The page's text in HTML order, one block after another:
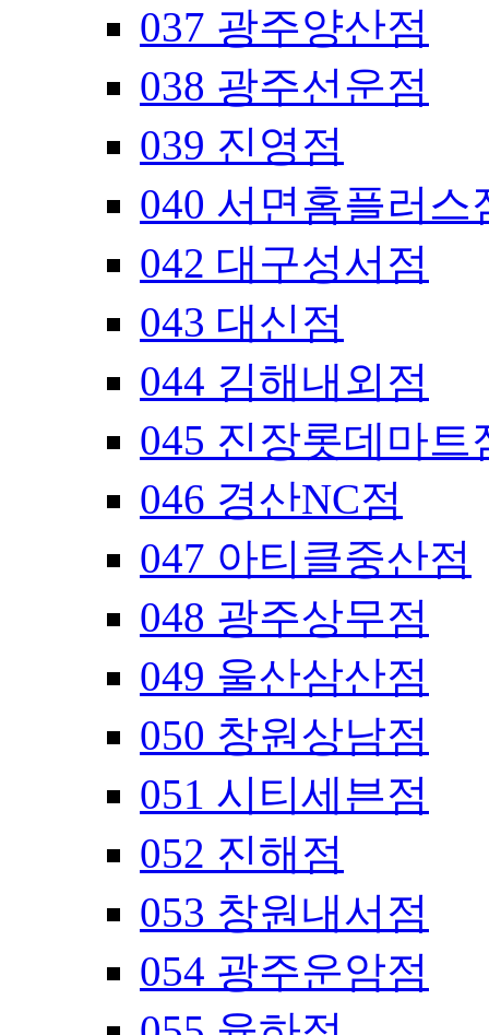
037 광주양산점
038 광주선운점
039 진영점
040 서면홈플러스
042 대구성서점
043 대신점
044 김해내외점
045 진장롯데마트
046 경산NC점
047 아티클중산점
048 광주상무점
049 울산삼산점
050 창원상남점
051 시티세븐점
052 진해점
053 창원내서점
054 광주운암점